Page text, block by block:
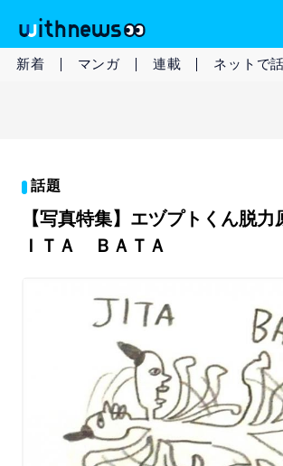
新着 マンガ 連載 ネットで
話題
【写真特集】エヅプトくん脱力
ＩＴＡ ＢＡＴＡ